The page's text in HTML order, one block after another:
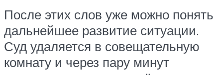
После этих слов уже можно понять
дальнейшее развитие ситуации.
Суд удаляется в совещательную
комнату и через пару минут